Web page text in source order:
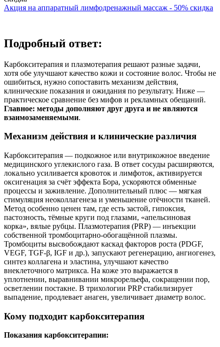
Акция на аппаратный лимфодренажный массаж - 50% скидка
Подробный ответ:
Карбокситерапия и плазмотерапия решают разные задачи,
хотя обе улучшают качество кожи и состояние волос. Чтобы не
ошибиться, нужно сопоставить механизм действия,
клинические показания и ожидания по результату. Ниже —
практическое сравнение без мифов и рекламных обещаний.
Главное: методы дополняют друг друга и не являются
взаимозаменяемыми.
Механизм действия и клинические различия
Карбокситерапия — подкожное или внутрикожное введение
медицинского углекислого газа. В ответ сосуды расширяются,
локально усиливается кровоток и лимфоток, активируется
оксигенация за счёт эффекта Бора, ускоряются обменные
процессы и заживление. Дополнительный плюс — мягкая
стимуляция неоколлагенеза и уменьшение отёчности тканей.
Метод особенно ценен там, где есть застой, гипоксия,
пастозность, тёмные круги под глазами, «апельсиновая
корка», вялые рубцы. Плазмотерапия (PRP) — инъекции
собственной тромбоцитарно-обогащённой плазмы.
Тромбоциты высвобождают каскад факторов роста (PDGF,
VEGF, TGF-β, IGF и др.), запускают регенерацию, ангиогенез,
синтез коллагена и эластина, улучшают качество
внеклеточного матрикса. На коже это выражается в
уплотнении, выравнивании микрорельефа, сокращении пор,
осветлении постакне. В трихологии PRP стабилизирует
выпадение, продлевает анаген, увеличивает диаметр волос.
Кому подходит карбокситерапия
Показания карбокситерапии: